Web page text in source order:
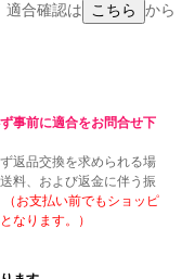
適合確認は
から
事前に適合をお問合せ下
返品交換を求められる場
料、および返金に伴う振
（お支払い前でもショッピ
なります。）